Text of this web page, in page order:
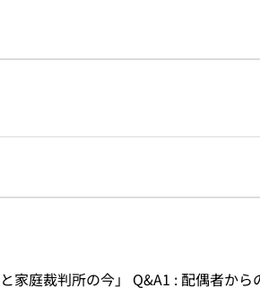
家庭裁判所の今」 Q&A1 : 配偶者か